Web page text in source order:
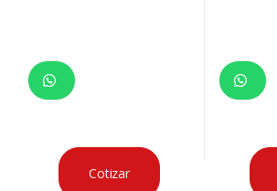
Cotizar